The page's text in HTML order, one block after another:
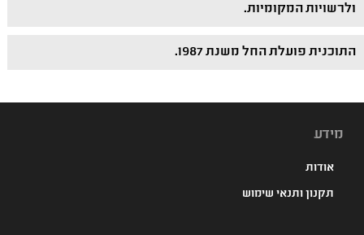
ולרשויות המקומיות.
התוכנית פועלת החל משנת 1987.
מידע
אודות
תקנון ותנאי שימוש